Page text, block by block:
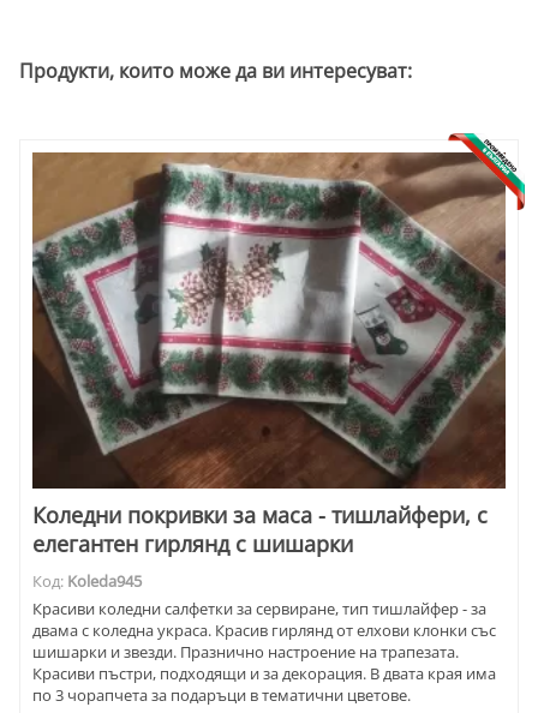
Продукти, които може да ви интересуват:
Коледни покривки за маса - тишлайфери, с
елегантен гирлянд с шишарки
Код: Koleda945
Красиви коледни салфетки за сервиране, тип тишлайфер - за
двама с коледна украса. Красив гирлянд от елхови клонки със
шишарки и звезди. Празнично настроение на трапезата.
Красиви пъстри, подходящи и за декорация. В двата края има
по 3 чорапчета за подаръци в тематични цветове.